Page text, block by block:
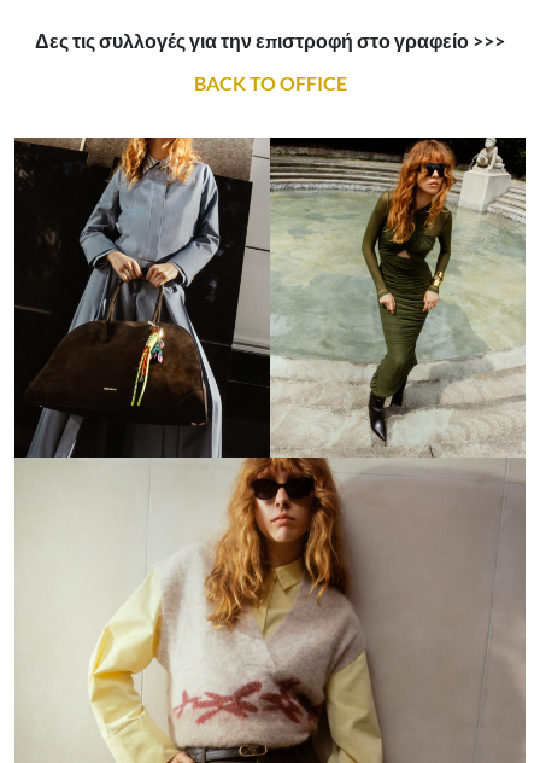
Δες τις συλλογές για την επιστροφή στο γραφείο >>>
BACK TO OFFICE